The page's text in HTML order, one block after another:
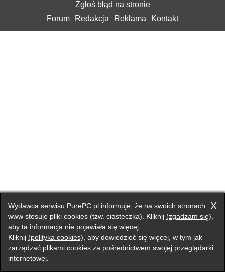
Zgłoś błąd na stronie
Forum
Redakcja Reklama Kontakt
X
Wydawca serwisu PurePC.pl informuje, że na swoich stronach
www stosuje pliki cookies (tzw. ciasteczka). Kliknij (zgadzam się)
aby ta informacja nie pojawiała się więcej.
Kliknij (polityka cookies) , aby dowiedzieć się więcej, w tym jak
zarządzać plikami cookies za pośrednictwem swojej przeglądarki
internetowej.